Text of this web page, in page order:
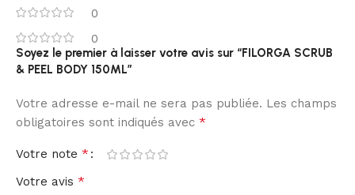
0
0
Soyez le premier à laisser votre avis sur “FILORGA SCRUB
& PEEL BODY 150ML”
Votre adresse e-mail ne sera pas publiée. Les champs
obligatoires sont indiqués avec *
Votre note *
Votre avis *